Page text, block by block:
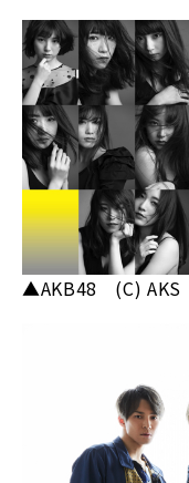
▲AKB48 (C) AKS